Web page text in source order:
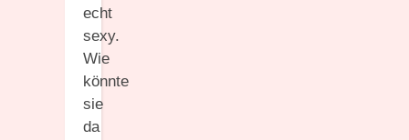
echt
sexy.
Wie
könnte
sie
da